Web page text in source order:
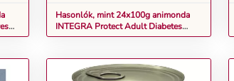
Hasonlók, mint 24x100g animonda
INTEGRA Protect Adult Diabetes
tálcás nedves macskatáp-nyúl